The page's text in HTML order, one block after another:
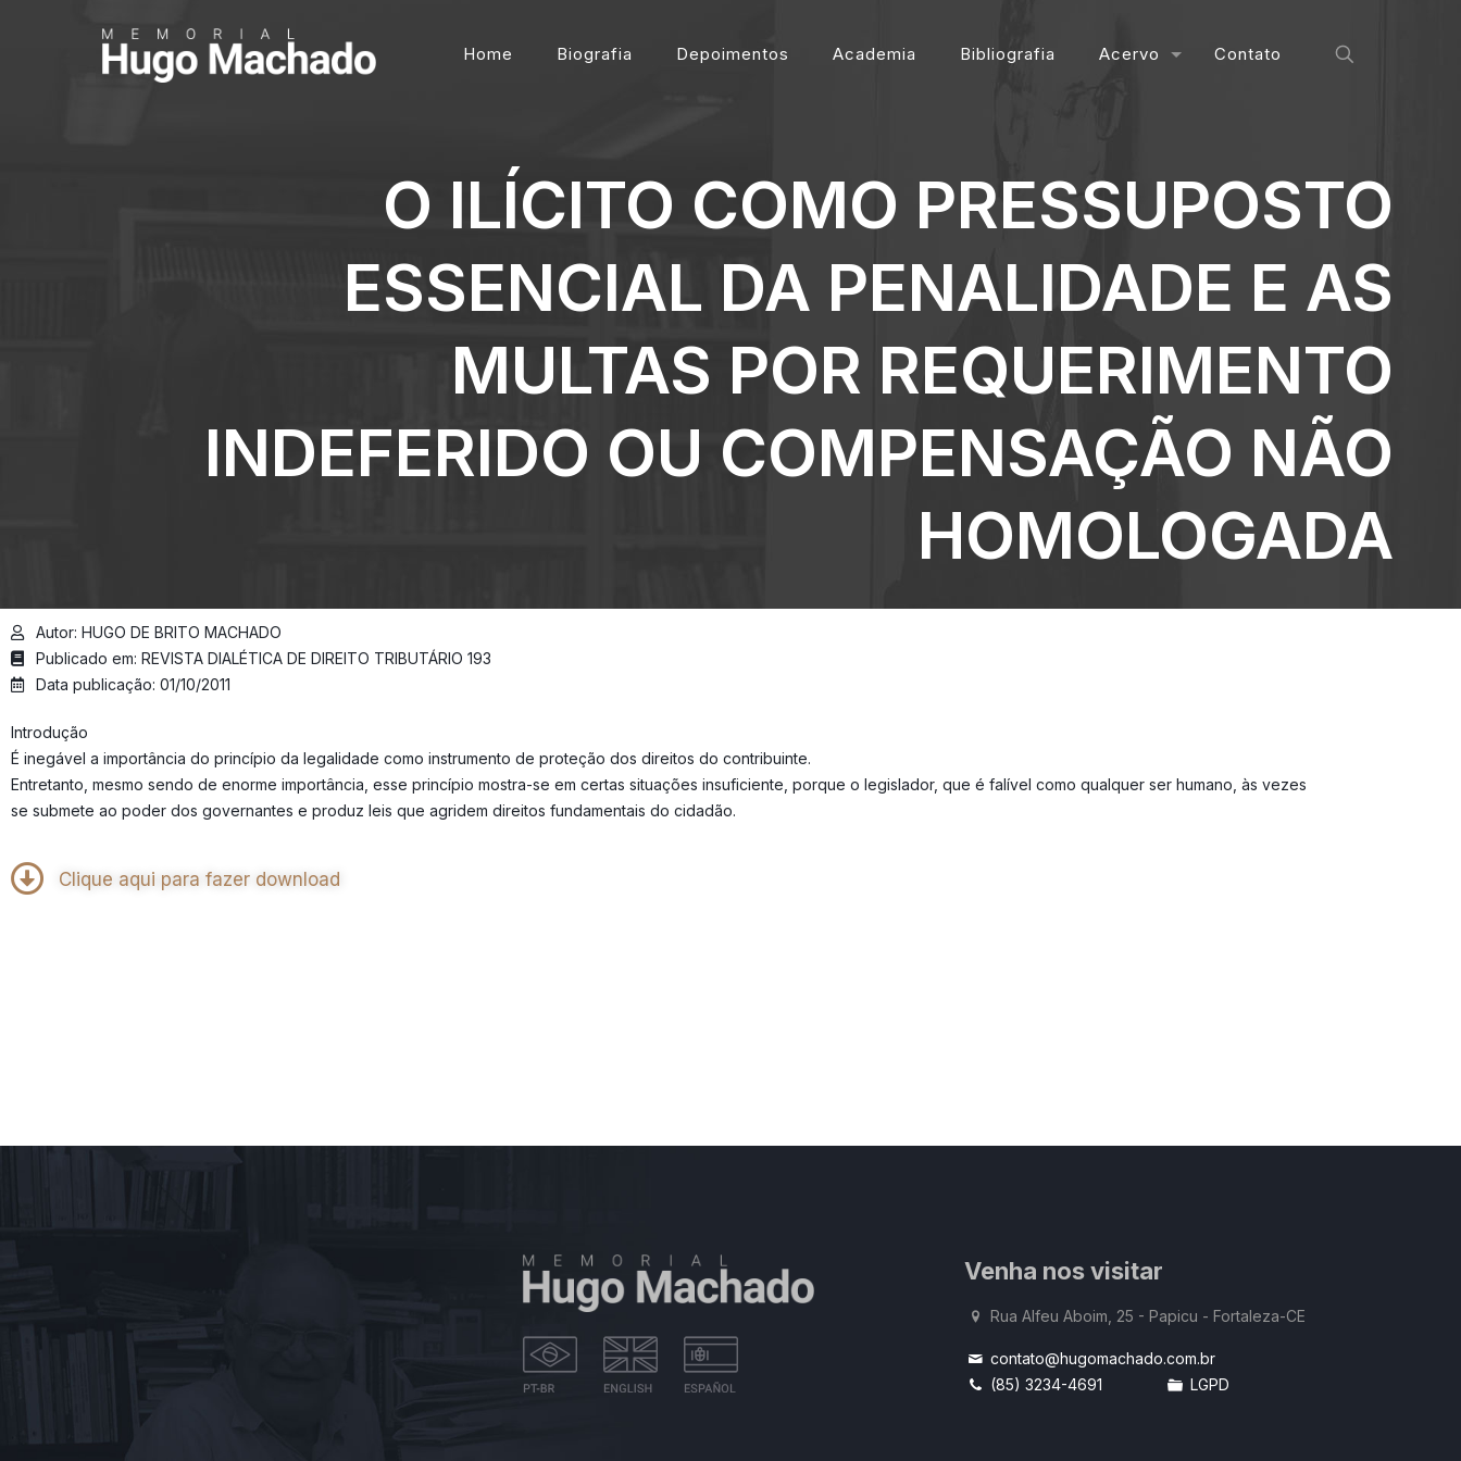
Home Biografia Depoimentos Academia Bibliografia Acervo Contato
O ILÍCITO COMO PRESSUPOSTO
ESSENCIAL DA PENALIDADE E AS
MULTAS POR REQUERIMENTO
INDEFERIDO OU COMPENSAÇÃO NÃO
HOMOLOGADA
Autor: HUGO DE BRITO MACHADO
Publicado em: REVISTA DIALÉTICA DE DIREITO TRIBUTÁRIO 193
Data publicação: 01/10/2011
Introdução
É inegável a importância do princípio da legalidade como instrumento de proteção dos direitos do contribuinte.
Entretanto, mesmo sendo de enorme importância, esse princípio mostra-se em certas situações insuficiente, porque o legislador, que é falível como qualquer ser humano, às vezes
se submete ao poder dos governantes e produz leis que agridem direitos fundamentais do cidadão.
Clique aqui para fazer download
Venha nos visitar
Rua Alfeu Aboim, 25 - Papicu - Fortaleza-CE
contato@hugomachado.com.br
(85) 3234-4691
LGPD